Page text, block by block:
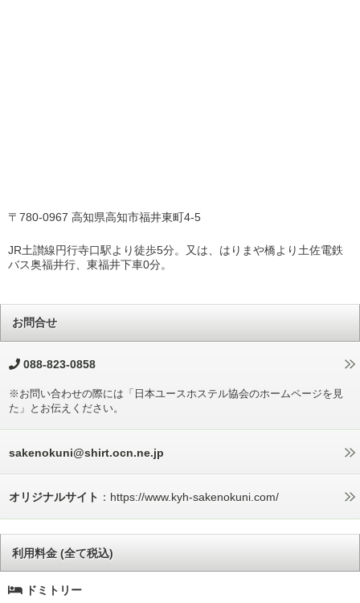
〒780-0967 高知県高知市福井東町4-5
JR土讃線円行寺口駅より徒歩5分。又は、はりまや橋より土佐電鉄
バス奥福井行、東福井下車0分。
お問合せ
088-823-0858
※お問い合わせの際には「日本ユースホステル協会のホームページを見
た」とお伝えください。
sakenokuni@shirt.ocn.ne.jp
オリジナルサイト ：https://www.kyh-sakenokuni.com/
利用料金 (全て税込)
ドミトリー